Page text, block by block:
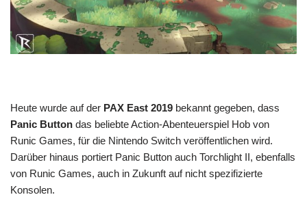
Heute wurde auf der PAX East 2019 bekannt gegeben, dass
Panic Button das beliebte Action-Abenteuerspiel Hob von
Runic Games, für die Nintendo Switch veröffentlichen wird.
Darüber hinaus portiert Panic Button auch Torchlight II, ebenfalls
von Runic Games, auch in Zukunft auf nicht spezifizierte
Konsolen.